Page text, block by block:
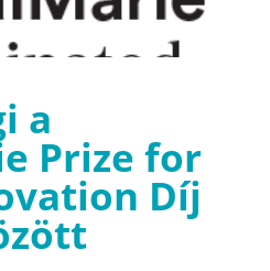
a
Prize for
Díj